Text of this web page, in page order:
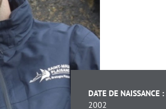
DATE DE NAISSANCE :
2002